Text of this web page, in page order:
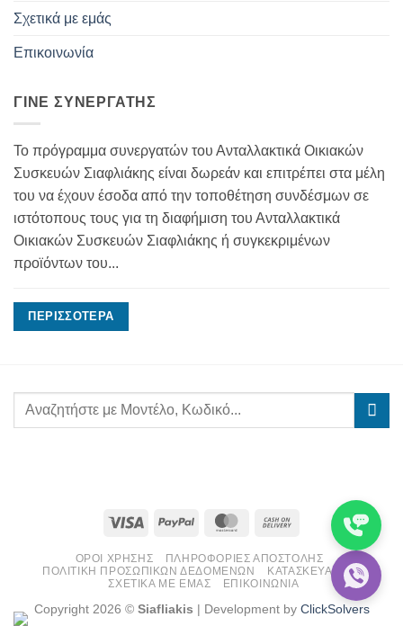
Σχετικά με εμάς
Επικοινωνία
ΓΊΝΕ ΣΥΝΕΡΓΆΤΗΣ
Το πρόγραμμα συνεργατών του Ανταλλακτικά Οικιακών
Συσκευών Σιαφλιάκης είναι δωρεάν και επιτρέπει στα μέλη
του να έχουν έσοδα από την τοποθέτηση συνδέσμων σε
ιστότοπους τους για τη διαφήμιση του Ανταλλακτικά
Οικιακών Συσκευών Σιαφλιάκης ή συγκεκριμένων
προϊόντων του...
ΠΕΡΙΣΣΌΤΕΡΑ
Visa PayPal MasterCard
Delivery
ΌΡΟΙ ΧΡΉΣΗΣ
ΠΛΗΡΟΦΟΡΊΕΣ ΑΠΟΣΤΟΛΉΣ
ΠΟΛΙΤΙΚΉ ΠΡΟΣΩΠΙΚΏΝ ΔΕΔΟΜΈΝΩΝ
ΚΑΤΑΣΚΕΥΑΣΤΈΣ
ΣΧΕΤΙΚΆ ΜΕ ΕΜΆΣ
ΕΠΙΚΟΙΝΩΝΊΑ
Copyright 2026 © Siafliakis | Development by ClickSolvers